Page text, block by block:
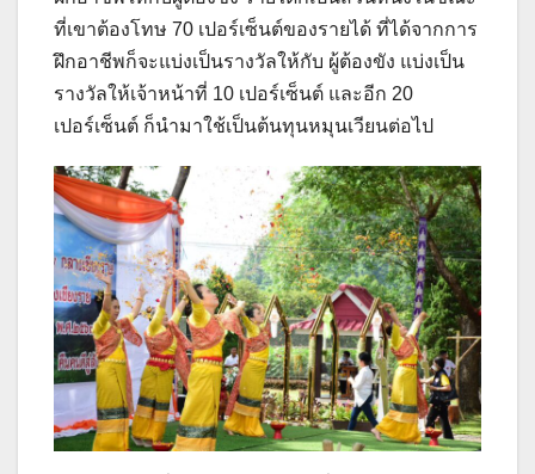
ที่เขาต้องโทษ 70 เปอร์เซ็นต์ของรายได้ ที่ได้จากการ
ฝึกอาชีพก็จะแบ่งเป็นรางวัลให้กับ ผู้ต้องขัง แบ่งเป็น
รางวัลให้เจ้าหน้าที่ 10 เปอร์เซ็นต์ และอีก 20
เปอร์เซ็นต์ ก็นำมาใช้เป็นต้นทุนหมุนเวียนต่อไป